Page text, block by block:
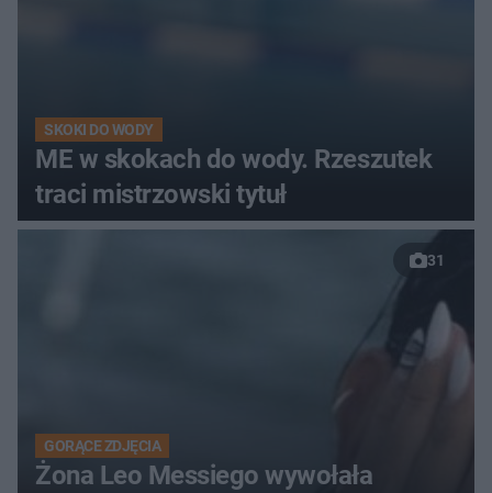
SKOKI DO WODY
ME w skokach do wody. Rzeszutek
traci mistrzowski tytuł
31
GORĄCE ZDJĘCIA
Żona Leo Messiego wywołała